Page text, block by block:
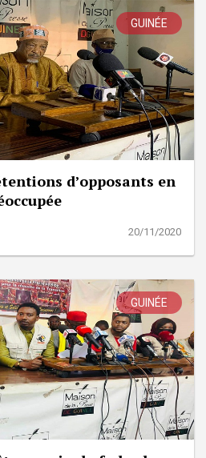
GUINÉE
d’opposants en
20/11/2020
GUINÉE